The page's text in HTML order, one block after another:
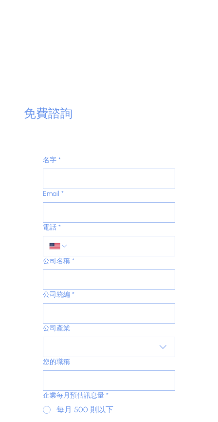
名字 *
Email *
電話 *
公司名稱 *
公司統編 *
公司產業
您的職稱
企業每月預估訊息量 *
每月 500 則以下
​免費諮詢